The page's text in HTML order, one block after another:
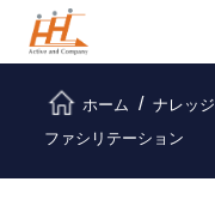
ホーム ナレッジ
ファシリテーション